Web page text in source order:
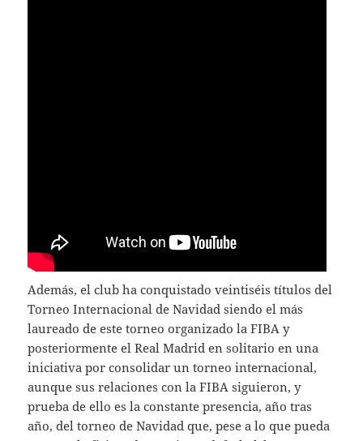
Además, el club ha conquistado veintiséis títulos del
Torneo Internacional de Navidad siendo el más
laureado de este torneo organizado la FIBA y
posteriormente el Real Madrid en solitario en una
iniciativa por consolidar un torneo internacional,
aunque sus relaciones con la FIBA siguieron, y
prueba de ello es la constante presencia, año tras
año, del torneo de Navidad que, pese a lo que pueda